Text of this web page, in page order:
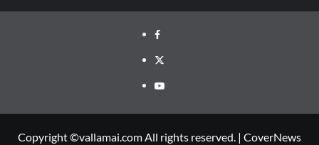
Facebook
Twitter
Youtube
Copyright ©vallamai.com All rights reserved. | CoverNews